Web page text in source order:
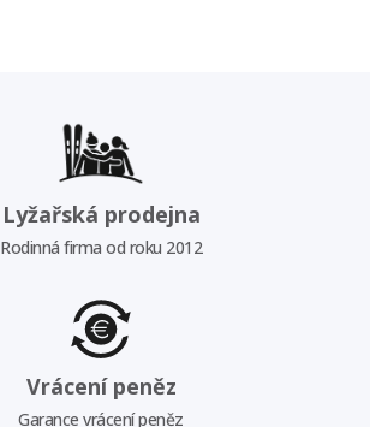
Lyžařská prodejna
Rodinná firma od roku 2012
Vrácení peněz
Garance vrácení peněz